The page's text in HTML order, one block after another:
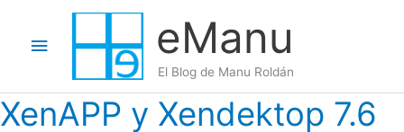
contenido
eManu
El Blog de Manu Roldán
Menú
principal
XenAPP y Xendektop 7.6